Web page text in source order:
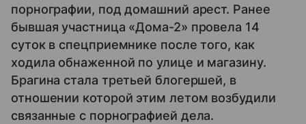
порнографии, под домашний арест. Ранее
бывшая участница «Дома-2» провела 14
суток в спецприемнике после того, как
ходила обнаженной по улице и магазину.
Брагина стала третьей блогершей, в
отношении которой этим летом возбудили
связанные с порнографией дела.